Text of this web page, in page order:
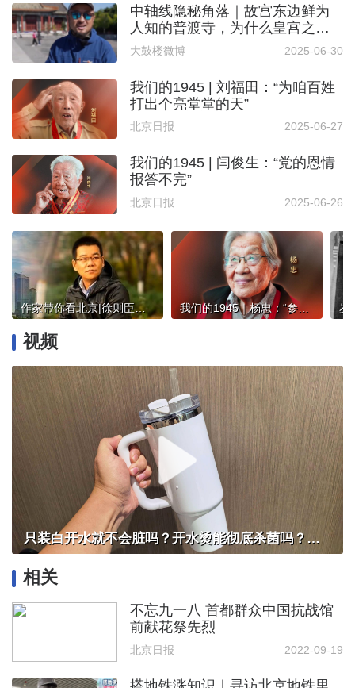
中轴线隐秘角落｜故宫东边鲜为
人知的普渡寺，为什么皇宫之外
还能用金瓦？
大鼓楼微博 2025-06-30
我们的1945 | 刘福田：“为咱百姓
打出个亮堂堂的天”
北京日报 2025-06-27
我们的1945 | 闫俊生：“党的恩情
报答不完”
北京日报 2025-06-26
作家带你看北京|徐则臣：通州大运河治理得很好，希望通过小说让更多人关注运河 我们的1945｜杨忠：“参加革命，我如同获得了新生”
视频
只装白开水就不会脏吗？开水烫能彻底杀菌吗？感控专家详解“吸管杯”藏菌真相｜都视频·热观察
相关
不忘九一八 首都群众中国抗战馆
前献花祭先烈
北京日报 2022-09-19